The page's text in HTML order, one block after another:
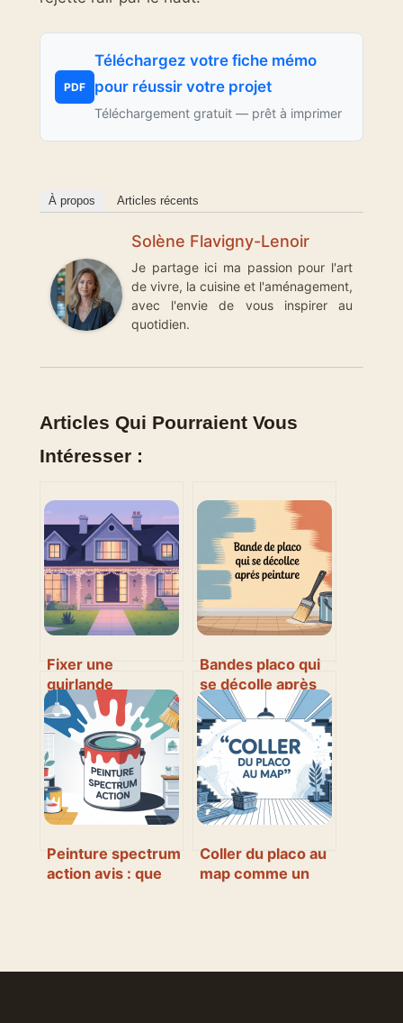
PDF
Téléchargez votre fiche mémo
pour réussir votre projet
Téléchargement gratuit — prêt à imprimer
À propos Articles récents
Solène Flavigny-Lenoir
Je partage ici ma passion pour l'art
de vivre, la cuisine et l'aménagement,
avec l'envie de vous inspirer au
quotidien.
Articles Qui Pourraient Vous
Intéresser :
Fixer une
guirlande
extérieure sans
percer : méthodes
efficaces et
durables
Bandes placo qui
se décolle après
peinture : causes,
solutions et
prévention
Peinture spectrum
action avis : que
Coller du placo au
map comme un